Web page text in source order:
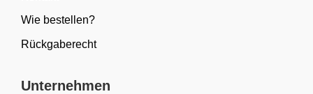
Wie bestellen?
Rückgaberecht
Unternehmen